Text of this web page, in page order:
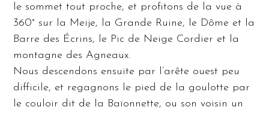
le sommet tout proche, et profitons de la vue à
360° sur la Meije, la Grande Ruine, le Dôme et la
Barre des Écrins, le Pic de Neige Cordier et la
montagne des Agneaux.
Nous descendons ensuite par l’arête ouest peu
difficile, et regagnons le pied de la goulotte par
le couloir dit de la Baïonnette, ou son voisin un